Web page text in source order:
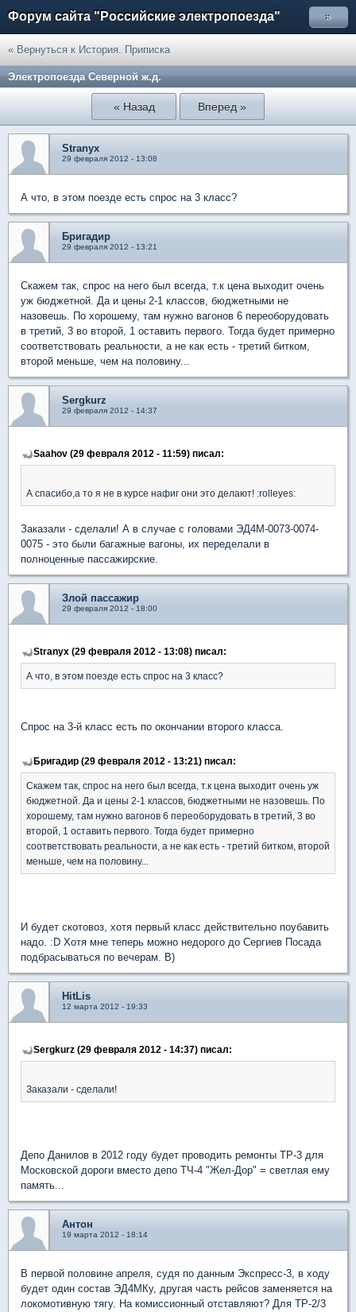
Форум сайта "Российские электропоезда" »
« Вернуться к История. Приписка
Электропоезда Северной ж.д.
« Назад Вперед »
Stranyx
29 февраля 2012 - 13:08
А что, в этом поезде есть спрос на 3 класс?
Бригадир
29 февраля 2012 - 13:21
Скажем так, спрос на него был всегда, т.к цена выходит очень
уж бюджетной. Да и цены 2-1 классов, бюджетными не
назовешь. По хорошему, там нужно вагонов 6 переоборудовать
в третий, 3 во второй, 1 оставить первого. Тогда будет примерно
соответствовать реальности, а не как есть - третий битком,
второй меньше, чем на половину...
Sergkurz
29 февраля 2012 - 14:37
Saahov (29 февраля 2012 - 11:59) писал:
А спасибо,а то я не в курсе нафиг они это делают! :rolleyes:
Заказали - сделали! А в случае с головами ЭД4М-0073-0074-
0075 - это были багажные вагоны, их переделали в
полноценные пассажирские.
Злой пассажир
29 февраля 2012 - 18:00
Stranyx (29 февраля 2012 - 13:08) писал:
А что, в этом поезде есть спрос на 3 класс?
Спрос на 3-й класс есть по окончании второго класса.
Бригадир (29 февраля 2012 - 13:21) писал:
Скажем так, спрос на него был всегда, т.к цена выходит очень уж
бюджетной. Да и цены 2-1 классов, бюджетными не назовешь. По
хорошему, там нужно вагонов 6 переоборудовать в третий, 3 во
второй, 1 оставить первого. Тогда будет примерно
соответствовать реальности, а не как есть - третий битком, второй
меньше, чем на половину...
И будет скотовоз, хотя первый класс действительно поубавить
надо. :D Хотя мне теперь можно недорого до Сергиев Посада
подбрасываться по вечерам. B)
HitLis
12 марта 2012 - 19:33
Sergkurz (29 февраля 2012 - 14:37) писал:
Заказали - сделали!
Депо Данилов в 2012 году будет проводить ремонты ТР-3 для
Московской дороги вместо депо ТЧ-4 "Жел-Дор" = светлая ему
память...
Антон
19 марта 2012 - 18:14
В первой половине апреля, судя по данным Экспресс-3, в ходу
будет один состав ЭД4МКу, другая часть рейсов заменяется на
локомотивную тягу. На комиссионный отставляют? Для ТР-2/3